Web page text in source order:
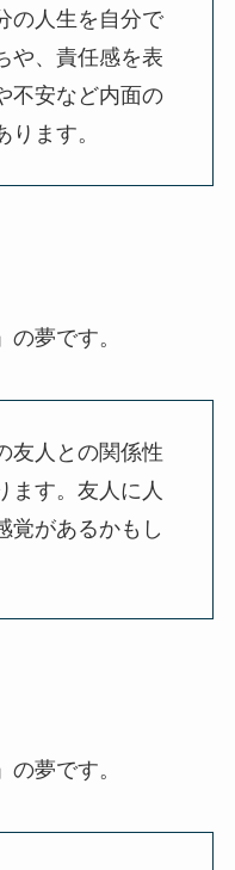
の人生を自分で
や、責任感を表
不安など内面の
ます。
夢です。
友人との関係性
ます。友人に人
覚があるかもし
夢です。